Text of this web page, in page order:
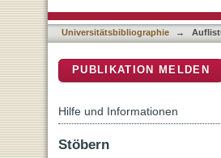
Universitätsbibliographie →
PUBLIKATION MELDEN
Hilfe und Informationen
Stöbern